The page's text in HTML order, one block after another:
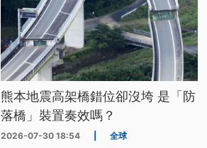
熊本地震高架橋錯位卻沒垮 是「防
落橋」裝置奏效嗎？
2026-07-30 18:54 全球